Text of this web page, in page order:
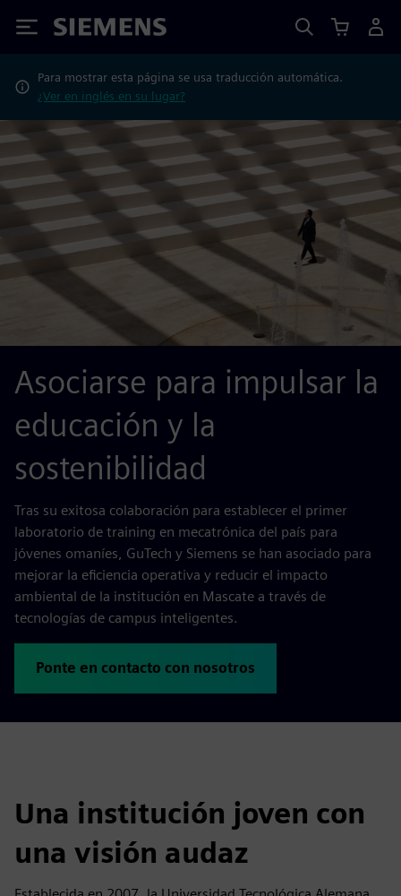
Siemens
Para mostrar esta página se usa traducción automática.
¿Ver en inglés en su lugar?
Asociarse para impulsar la
educación y la
sostenibilidad
Tras su exitosa colaboración para establecer el primer
laboratorio de training en mecatrónica del país para
jóvenes omaníes, GuTech y Siemens se han asociado para
mejorar la eficiencia operativa y reducir el impacto
ambiental de la institución en Mascate a través de
tecnologías de campus inteligentes.
Ponte en contacto con nosotros
Una institución joven con
una visión audaz